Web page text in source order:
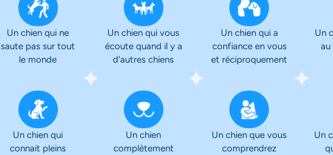
Un chien qui ne
saute pas sur tout
le monde
Un chien qui vous
écoute quand il y a
d'autres chiens
Un chien qui a
confiance en vous
et réciproquement
Un
au
Un chien qui
connait pleins
Un chien
complètement
Un chien que vous
comprendrez
Un